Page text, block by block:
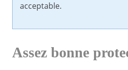
acceptable.
Assez bonne